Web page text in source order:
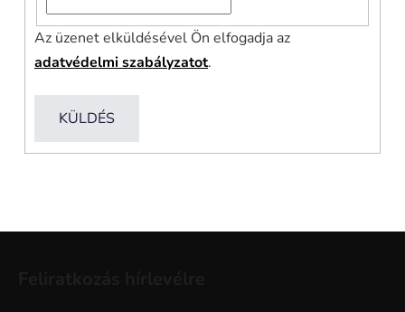
Az üzenet elküldésével Ön elfogadja az
adatvédelmi szabályzatot.
KÜLDÉS